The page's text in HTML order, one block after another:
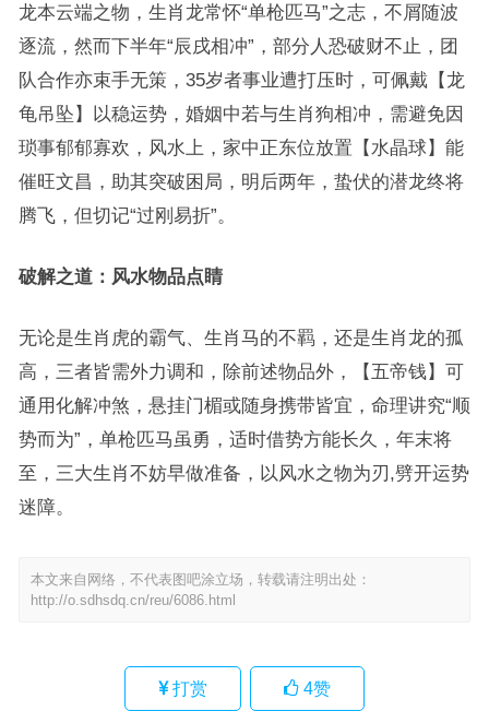
龙本云端之物，生肖龙常怀“单枪匹马”之志，不屑随波
逐流，然而下半年“辰戌相冲”，部分人恐破财不止，团
队合作亦束手无策，35岁者事业遭打压时，可佩戴【龙
龟吊坠】以稳运势，婚姻中若与生肖狗相冲，需避免因
琐事郁郁寡欢，风水上，家中正东位放置【水晶球】能
催旺文昌，助其突破困局，明后两年，蛰伏的潜龙终将
腾飞，但切记“过刚易折”。
破解之道：风水物品点睛
无论是生肖虎的霸气、生肖马的不羁，还是生肖龙的孤
高，三者皆需外力调和，除前述物品外，【五帝钱】可
通用化解冲煞，悬挂门楣或随身携带皆宜，命理讲究“顺
势而为”，单枪匹马虽勇，适时借势方能长久，年末将
至，三大生肖不妨早做准备，以风水之物为刃,劈开运势
迷障。
本文来自网络，不代表图吧涂立场，转载请注明出处：
http://o.sdhsdq.cn/reu/6086.html
打赏 4赞